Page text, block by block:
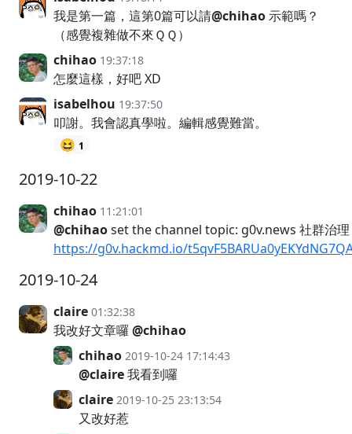
我是第一篇，這第0篇可以請@chihao示範嗎？
（感覺複雜做不來ＱＱ）
chihao 19:37:18
怎麼這樣，好吧 XD
isabelhou 19:37:50
叩謝。我會認真學啦。編輯感覺難當。
😆 1
2019-10-22
chihao 11:21:01
@chihaoset the channel topic: g0v.news 社群治理
https://g0v.hackmd.io/
2019-10-24
claire 01:32:38
我改好文章囉 @chihao
chihao 2019-10-24 17:14:43
@claire我看到囉
claire 2019-10-25 23:13:54
又改好惹